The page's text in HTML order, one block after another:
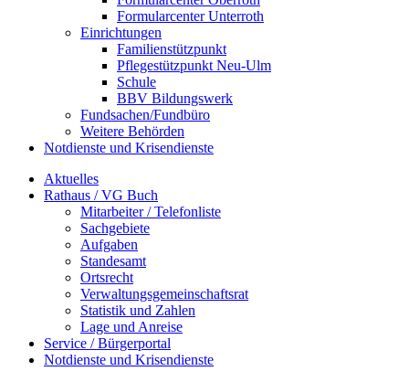
Formularcenter Unterroth
Einrichtungen
Familienstützpunkt
Pflegestützpunkt Neu-Ulm
Schule
BBV Bildungswerk
Fundsachen/Fundbüro
Weitere Behörden
Notdienste und Krisendienste
Aktuelles
Rathaus / VG Buch
Mitarbeiter / Telefonliste
Sachgebiete
Aufgaben
Standesamt
Ortsrecht
Verwaltungsgemeinschaftsrat
Statistik und Zahlen
Lage und Anreise
Service / Bürgerportal
Notdienste und Krisendienste